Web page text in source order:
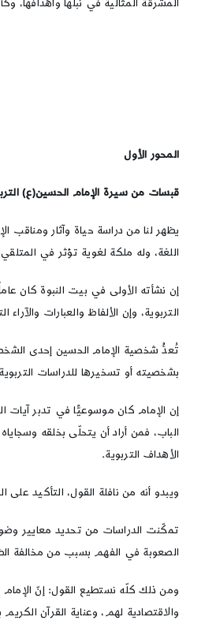
المشرقة المثالية في نبلها
المحور الأول
قبسات من سيرة الإمام الحسين(ع)
يظهر لنا من دراسة حياة وآثار ومناقب
اللغة، وله ملكة لغوية تؤثر في المتلقي
إن نشأته الأولى في بيت النبوة كان
التربوية، وإن الألفاظ والعبارات
تُعدُّ شخصية الإمام الحسين إحدى
بشخصيته أو تسخيرها للدراسات
إن الإمام كان موسوعيًّا في تدبر آيات
الباب، فمن أراد أن يتحلّى بخلقه
الأهداف التربوية.
ويبدو أنه من نافلة القول، التأكيد
تمكّنت الدراسات من تحديد معايير
الصعوبة في الفهم بسبب من مخالفة
ومن ذلك كلّه نستطيع القول: إنّ الإمام
والاقتصادية لهم، وعناية القرآن